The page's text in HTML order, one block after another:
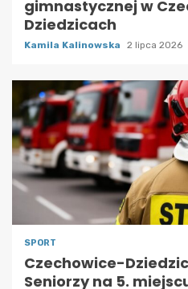
gimnastycznej w
Dziedzicach
Kamila Kalinowska 2 lipca 2026
SPORT
Czechowice-
Seniorzy na 5.